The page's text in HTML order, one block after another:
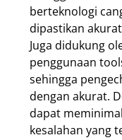
berteknologi
dipastikan
Juga didukung
penggunaan
sehingga
dengan akurat.
dapat
kesalahan yang